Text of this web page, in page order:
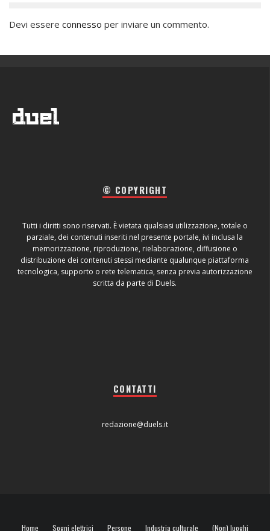
Devi essere connesso per inviare un commento.
© COPYRIGHT
Tutti i diritti sono riservati. È vietata qualsiasi utilizzazione, totale o
parziale, dei contenuti inseriti nel presente portale, ivi inclusa la
memorizzazione, riproduzione, rielaborazione, diffusione o
distribuzione dei contenuti stessi mediante qualunque piattaforma
tecnologica, supporto o rete telematica, senza previa autorizzazione
scritta da parte di Duels.
CONTATTI
redazione@duels.it
Home Sogni elettrici Persone Industria culturale (Non) luoghi